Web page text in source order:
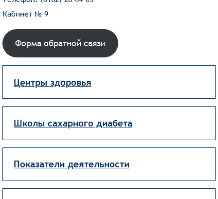
Кабине​т № 9
Форма обратной связи
Центры здоровья
Школы сахарного диабета
Показатели деятельности